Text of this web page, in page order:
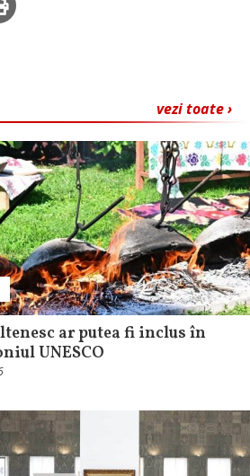
vezi toate ›
ar putea fi inclus în
UNESCO